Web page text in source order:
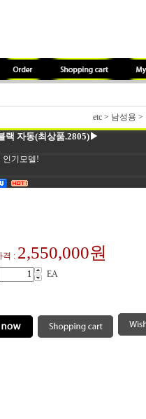
etc > 남성용 >
랙 자동(최상품.2805)▶
인기모델!
격 : 2,550,000원
EA